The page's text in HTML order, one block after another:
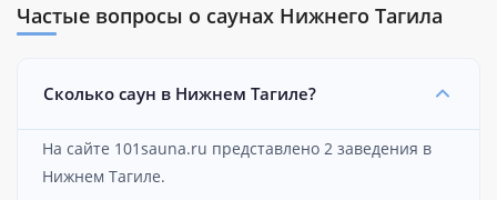
Частые вопросы о саунах Нижнего Тагила
Сколько саун в Нижнем Тагиле?
На сайте 101sauna.ru представлено 2 заведения в
Нижнем Тагиле.